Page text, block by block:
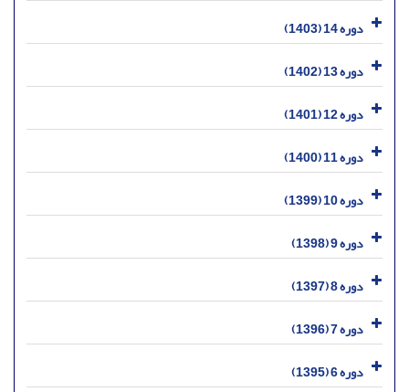
دوره 14 (1403)
دوره 13 (1402)
دوره 12 (1401)
دوره 11 (1400)
دوره 10 (1399)
دوره 9 (1398)
دوره 8 (1397)
دوره 7 (1396)
دوره 6 (1395)